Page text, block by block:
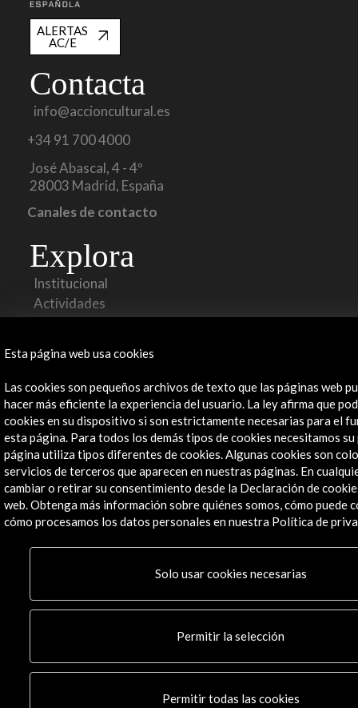
ALERTAS
AC/E
Contacta
info@accioncultural.es
+34 91 700 4000
José Abascal, 4 - 4º
28003 Madrid, España
Canales de contacto
Explora
Institucional
Actividades
Programa PICE
Noticias
Multimedia
Cultura en Red
Mapa Web
Boletín digital
Logo y crédito a AC/E
Conecta
Facebook
Flickr
TikTok
Esta página web usa cookies
Las cookies son pequeños archivos de texto que las páginas web
hacer más eficiente la experiencia del usuario. La ley afirma que
cookies en su dispositivo si son estrictamente necesarias para el
esta página. Para todos los demás tipos de cookies necesitamos su
página utiliza tipos diferentes de cookies. Algunas cookies son
servicios de terceros que aparecen en nuestras páginas. En
cambiar o retirar su consentimiento desde la Declaración de
web. Obtenga más información sobre quiénes somos, cómo puede
cómo procesamos los datos personales en nuestra Política de
Solo usar cookies necesarias
Permitir la selección
Permitir todas las cookies